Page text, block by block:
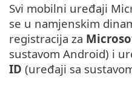
Svi mobilni uređaji
se u namjenskim
registracija za
sustavom Android) i
ID (uređaji sa